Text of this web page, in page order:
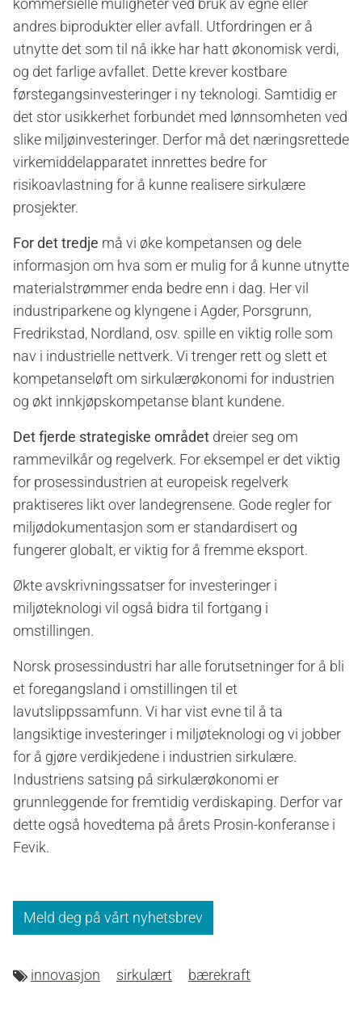
kommersielle muligheter ved bruk av egne eller
andres biprodukter eller avfall. Utfordringen er å
utnytte det som til nå ikke har hatt økonomisk verdi,
og det farlige avfallet. Dette krever kostbare
førstegangsinvesteringer i ny teknologi. Samtidig er
det stor usikkerhet forbundet med lønnsomheten ved
slike miljøinvesteringer. Derfor må det næringsrettede
virkemiddelapparatet innrettes bedre for
risikoavlastning for å kunne realisere sirkulære
prosjekter.
For det tredje må vi øke kompetansen og dele
informasjon om hva som er mulig for å kunne utnytte
materialstrømmer enda bedre enn i dag. Her vil
industriparkene og klyngene i Agder, Porsgrunn,
Fredrikstad, Nordland, osv. spille en viktig rolle som
nav i industrielle nettverk. Vi trenger rett og slett et
kompetanseløft om sirkulærøkonomi for industrien
og økt innkjøpskompetanse blant kundene.
Det fjerde strategiske området dreier seg om
rammevilkår og regelverk. For eksempel er det viktig
for prosessindustrien at europeisk regelverk
praktiseres likt over landegrensene. Gode regler for
miljødokumentasjon som er standardisert og
fungerer globalt, er viktig for å fremme eksport.
Økte avskrivningssatser for investeringer i
miljøteknologi vil også bidra til fortgang i
omstillingen.
Norsk prosessindustri har alle forutsetninger for å bli
et foregangsland i omstillingen til et
lavutslippssamfunn. Vi har vist evne til å ta
langsiktige investeringer i miljøteknologi og vi jobber
for å gjøre verdikjedene i industrien sirkulære.
Industriens satsing på sirkulærøkonomi er
grunnleggende for fremtidig verdiskaping. Derfor var
dette også hovedtema på årets Prosin-konferanse i
Fevik.
Meld deg på vårt nyhetsbrev
innovasjon sirkulært bærekraft